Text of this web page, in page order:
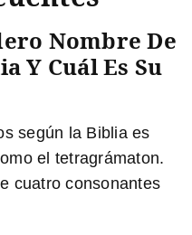
Nombre De
Y Cuál Es Su
según la Biblia es
el tetragrámaton.
cuatro consonantes